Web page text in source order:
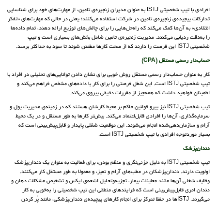
افرادی با تیپ شخصیتی ISTJ به عنوان مدیران زنجیره‌ی تامین، از مهارت‌های خود برای شناسایی
تدارکات پیچیده‌ی زنجیره‌ی تامین در شرکت استفاده می‌کنند؛ یعنی در حالی که مهارت‌های «تفکر
انتقادی» به آن‌ها کمک می‌کند که راه‌حل‌هایی را برای چالش‌های توزیع ارائه دهند، تمام داده‌ها
را به‌دقت ردیابی می‌کنند. مدیریت زنجیره‌ی تامین شامل بخش‌های بسیاری است و تیپ
شخصیتی ISTJ این فرصت را دارند که از صحت کارها مطمئن شوند تا سود به حداکثر برسد.
حساب‌دار رسمی مستقل (CPA)
کار به عنوان حساب‌دار رسمی مستقل روش خوبی برای نشان دادن توانایی‌های تحلیلی در افراد با
تیپ شخصیتی ISTJ است. این شغل فرصتی را برای کار با داده‌های مشخص فراهم می‌کند و
اطمینان خواهید داشت که همه‌چیز از مقررات دقیقی پیروی می‌کند.
تیپ شخصیتی ISTJ نیز پیرو قوانین حاکم بر محیط کارشان هستند که در زمینه‌ی مدیریت پول و
سرمایه‌گذاری، آن‌ها را افرادی قابل‌اعتماد می‌کند. بیش‌تر کارها به طور مستقل و در یک محیط
آرام و سازمان‌دهی‌شده انجام می‌شوند. این موقعیت شغلی پایدار و قابل‌پیش‌بینی است که
بسیار موردتوجه افرادی با تیپ شخصیتی ISTJ است.
دندان‌پزشک
تیپ شخصیتی ISTJ به دلیل جزئی‌نگری و منظم بودن، برای فعالیت به عنوان یک دندان‌پزشک
اولویت دارند. دندان‌پزشکان در مطب‌های آرام و تمیز، و معمولا به طور مستقل کار می‌کنند.
وظایف شغلی آن‌ها مانند معاینات بیمار، تجزیه‌وتحلیل اشعه‌ی ایکس و تشخیص مشکلات دهان و
دندان امری قابل‌پیش‌بینی است که فرایندهای منطقی این تیپ شخصیتی را به‌خوبی به کار
می‌گیرند. ISTJها در حفظ تمرکز برای انجام کارهای پیچیده‌ی دندان‌پزشکی، مانند پُر کردن